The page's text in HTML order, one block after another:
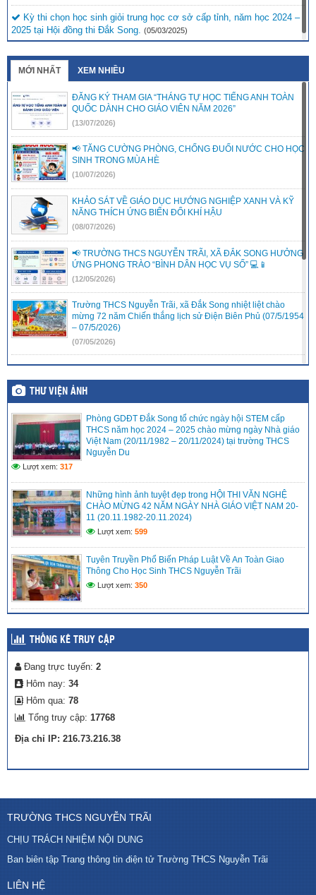
Kỳ thi chọn học sinh giỏi trung học cơ sở cấp tỉnh, năm học 2024 –
2025 tại Hội đồng thi Đắk Song.
(05/03/2025)
MỚI NHẤT XEM NHIỀU
ĐĂNG KÝ THAM GIA “THÁNG TỰ HỌC TIẾNG ANH TOÀN
QUỐC DÀNH CHO GIÁO VIÊN NĂM 2026”
(13/07/2026)
📢 TĂNG CƯỜNG PHÒNG, CHỐNG ĐUỐI NƯỚC CHO HỌC
SINH TRONG MÙA HÈ
(10/07/2026)
KHẢO SÁT VỀ GIÁO DỤC HƯỚNG NGHIỆP XANH VÀ KỸ
NĂNG THÍCH ỨNG BIẾN ĐỔI KHÍ HẬU
(08/07/2026)
📢 TRƯỜNG THCS NGUYỄN TRÃI, XÃ ĐẮK SONG HƯỞNG
ỨNG PHONG TRÀO “BÌNH DÂN HỌC VỤ SỐ” 💻📱
(12/05/2026)
Trường THCS Nguyễn Trãi, xã Đắk Song nhiệt liệt chào
mừng 72 năm Chiến thắng lịch sử Điện Biên Phủ (07/5/1954
– 07/5/2026)
(07/05/2026)
THÔNG TƯ 32/2026 Quy định việc xác định tương đương
chức danh nhà giáo
(06/05/2026)
Thư ngõ Chuyển đổi số Trung tâm Đổi mới sáng tạo và
Chuyển đổi số tỉnh Lâm Đồng
(06/05/2026)
TRƯỜNG AN TOÀN GIAO THÔNG” TẠI TRƯỜNG THCS
NGUYỄN TRÃI
(06/05/2026)
THƯ VIỆN ẢNH
Phòng GDĐT Đắk Song tổ chức ngày hội STEM cấp
THCS năm học 2024 – 2025 chào mừng ngày Nhà giáo
Việt Nam (20/11/1982 – 20/11/2024) tại trường THCS
Nguyễn Du
Lượt xem: 317
Những hình ảnh tuyệt đẹp trong HỘI THI VĂN NGHỆ
CHÀO MỪNG 42 NĂM NGÀY NHÀ GIÁO VIỆT NAM 20-
11 (20.11.1982-20.11.2024)
Lượt xem: 599
Tuyên Truyền Phổ Biến Pháp Luật Về An Toàn Giao
Thông Cho Học Sinh THCS Nguyễn Trãi
Lượt xem: 350
THỐNG KÊ TRUY CẬP
Đang trực tuyến: 2
Hôm nay: 34
Hôm qua: 78
Tổng truy cập: 17768
Địa chỉ IP: 216.73.216.38
TRƯỜNG THCS NGUYỄN TRÃI
CHỊU TRÁCH NHIỆM NỘI DUNG
Ban biên tập Trang thông tin điện tử Trường THCS Nguyễn Trãi
LIÊN HỆ